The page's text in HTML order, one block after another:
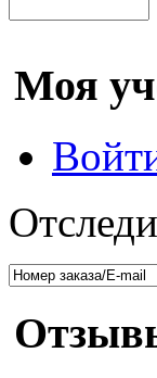
Моя